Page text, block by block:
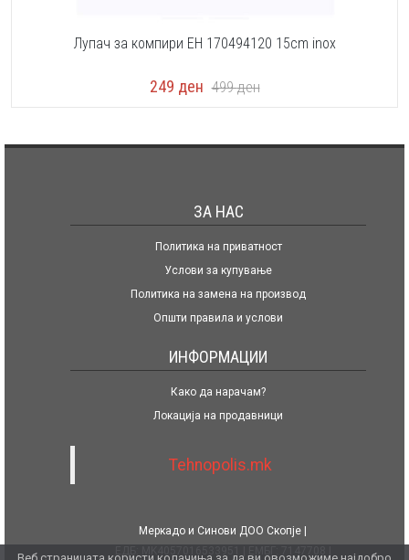
Лупач за компири EH 170494120 15cm inox
249 ден 499ден
ЗА НАС
Политика на приватност
Услови за купување
Политика на замена на производ
Општи правила и услови
ИНФОРМАЦИИ
Како да нарачам?
Локација на продавници
Tehnopolis.mk
Меркадо и Синови ДОО Скопје